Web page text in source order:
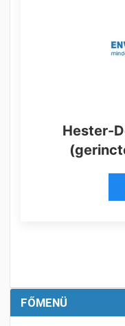
FŐMENÜ
Hester-